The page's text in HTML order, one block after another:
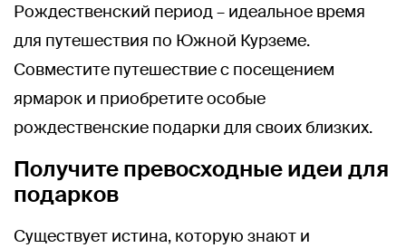
Рождественский период – идеальное время
для путешествия по Южной Курземе.
Совместите путешествие с посещением
ярмарок и приобретите особые
рождественские подарки для своих близких.
Получите превосходные идеи для
подарков
Существует истина, которую знают и